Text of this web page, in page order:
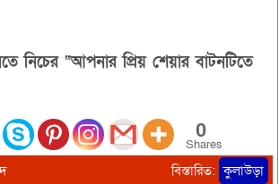
নিচের “আপনার প্রিয় শেয়ার বাটনটিতে
0
Shares
বিস্তারিত: কুলাউড়া